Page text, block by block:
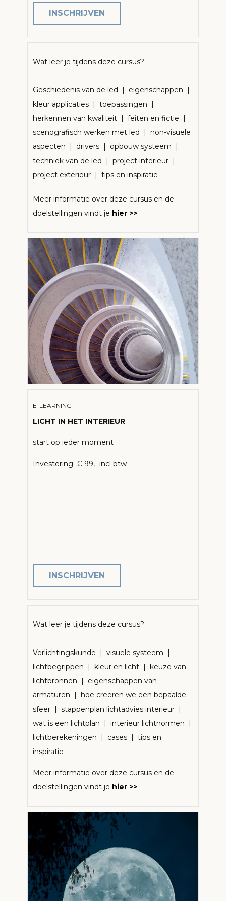
INSCHRIJVEN
Wat leer je tijdens deze cursus?
Geschiedenis van de led | eigenschappen |
kleur applicaties | toepassingen |
herkennen van kwaliteit | feiten en fictie |
scenografisch werken met led | non-visuele
aspecten | drivers | opbouw systeem |
techniek van de led | project interieur |
project exterieur | tips en inspiratie
Meer informatie over deze cursus en de
doelstellingen vindt je hier >>
E-LEARNING
LICHT IN HET INTERIEUR
start op ieder moment
Investering: € 99,- incl btw
INSCHRIJVEN
Wat leer je tijdens deze cursus?
Verlichtingskunde | visuele systeem |
lichtbegrippen | kleur en licht | keuze van
lichtbronnen | eigenschappen van
armaturen | hoe creëren we een bepaalde
sfeer | stappenplan lichtadvies interieur |
wat is een lichtplan | interieur lichtnormen |
lichtberekeningen | cases | tips en
inspiratie
Meer informatie over deze cursus en de
doelstellingen vindt je hier >>